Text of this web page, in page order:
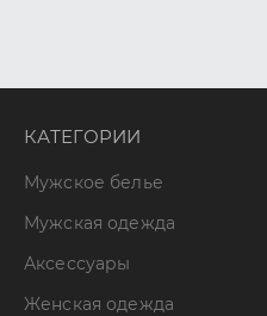
КАТЕГОРИИ
Мужское белье
Мужская одежда
Аксессуары
Женская одежда